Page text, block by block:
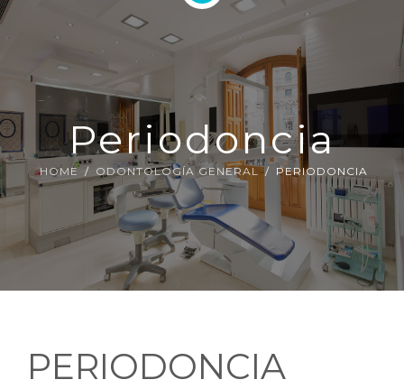
ODONTOLOGÍA GENERAL
IMPLANTES DENTALES
CIRUGÍA ORAL Y MAXILOFACIAL
ESTÉTICA DENTAL Y FACIAL
Periodoncia
HOME ODONTOLOGÍA GENERAL PERIODONCIA
PERIODONCIA